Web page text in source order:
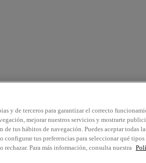
y de terceros para garantizar el correcto
mejorar nuestros servicios y mostrarte
de tus hábitos de navegación. Puedes aceptar todas
configurar tus preferencias para seleccionar qué tipos
rechazar. Para más información, consulta nuestra